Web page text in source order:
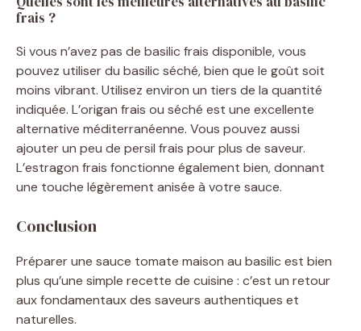
frais ?
Si vous n’avez pas de basilic frais disponible, vous
pouvez utiliser du basilic séché, bien que le goût soit
moins vibrant. Utilisez environ un tiers de la quantité
indiquée. L’origan frais ou séché est une excellente
alternative méditerranéenne. Vous pouvez aussi
ajouter un peu de persil frais pour plus de saveur.
L’estragon frais fonctionne également bien, donnant
une touche légèrement anisée à votre sauce.
Conclusion
Préparer une sauce tomate maison au basilic est bien
plus qu’une simple recette de cuisine : c’est un retour
aux fondamentaux des saveurs authentiques et
naturelles.